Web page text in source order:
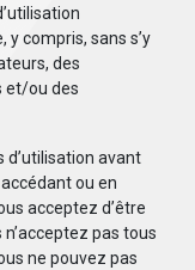
y compris, sans s’y
des
et/ou des
avant
ou en
acceptez d’être
n’acceptez pas tous
ne pouvez pas